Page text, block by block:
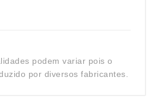
podem variar pois o
por diversos fabricantes.